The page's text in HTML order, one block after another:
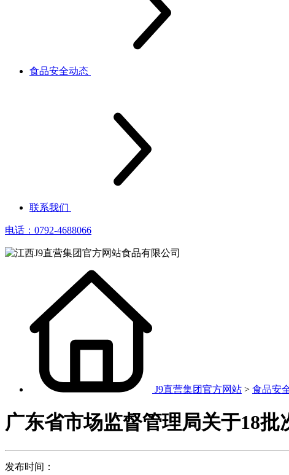
食品安全动态
联系我们
电话：0792-4688066
J9直营集团官方网站 > 食品安
广东省市场监督管理局关于18批
发布时间：